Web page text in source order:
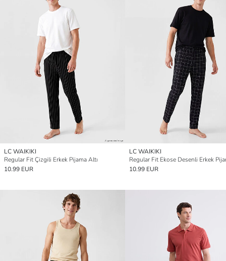
LC WAIKIKI
Regular Fit Çizgili Erkek Pijama Altı
10.99 EUR
LC WAIKIKI
Regular Fit Ekose Desenli Erkek
10.99 EUR